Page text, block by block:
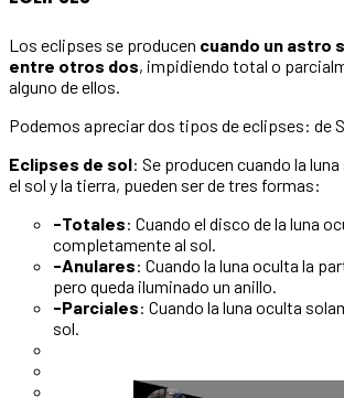
Los eclipses se producen cuando un astro
entre otros dos, impidiendo total o
alguno de ellos.
Podemos apreciar dos tipos de eclipses: de
Eclipses de sol: Se producen cuando la
el sol y la tierra, pueden ser de tres formas:
-Totales: Cuando el disco de la luna
completamente al sol.
-Anulares: Cuando la luna oculta la
pero queda iluminado un anillo.
-Parciales: Cuando la luna oculta
sol.